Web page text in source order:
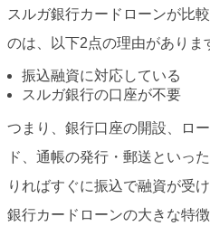
スルガ銀行カードローンが比
のは、以下2点の理由がありま
振込融資に対応している
スルガ銀行の口座が不要
つまり、銀行口座の開設、ロ
ド、通帳の発行・郵送といっ
りればすぐに振込で融資が受
銀行カードローンの大きな特徴